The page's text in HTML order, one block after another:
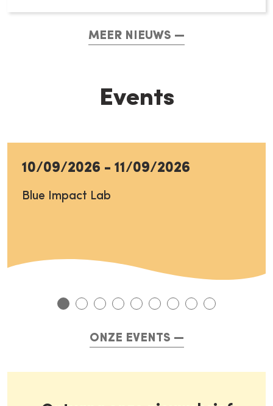
MEER NIEUWS
Events
10/09/2026 - 11/09/2026
Blue Impact Lab
ONZE EVENTS